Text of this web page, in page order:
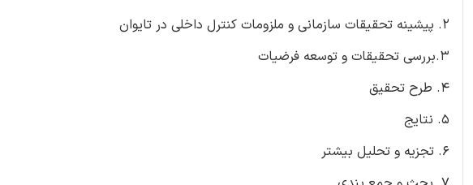
2. پیشینه تحقیقات سازمانی و ملزومات کنترل داخلی در تایوان
3.بررسی تحقیقات و توسعه فرضیات
4. طرح تحقیق
5. نتایج
6. تجزیه و تحلیل بیشتر